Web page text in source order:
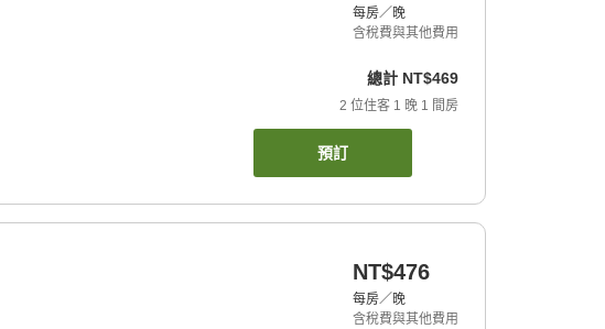
每房／晚
含稅費與其他費用
總計 NT$469
2 位住客 1 晚 1 間房
預訂
NT$476
每房／晚
含稅費與其他費用